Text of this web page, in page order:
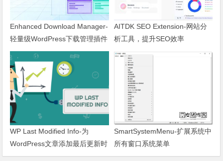
Enhanced Download Manager-
轻量级WordPress下载管理插件
AITDK SEO Extension-网站分
析工具，提升SEO效率
WP Last Modified Info-为
WordPress文章添加最后更新时
间
SmartSystemMenu-扩展系统中
所有窗口系统菜单